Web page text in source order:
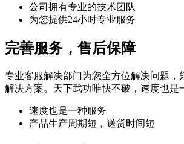
公司拥有专业的技术团队
为您提供24小时专业服务
完善服务，售后保障
专业客服解决部门为您全方位解决问题，
解决方案。天下武功唯快不破，速度也是
速度也是一种服务
产品生产周期短，送货时间短